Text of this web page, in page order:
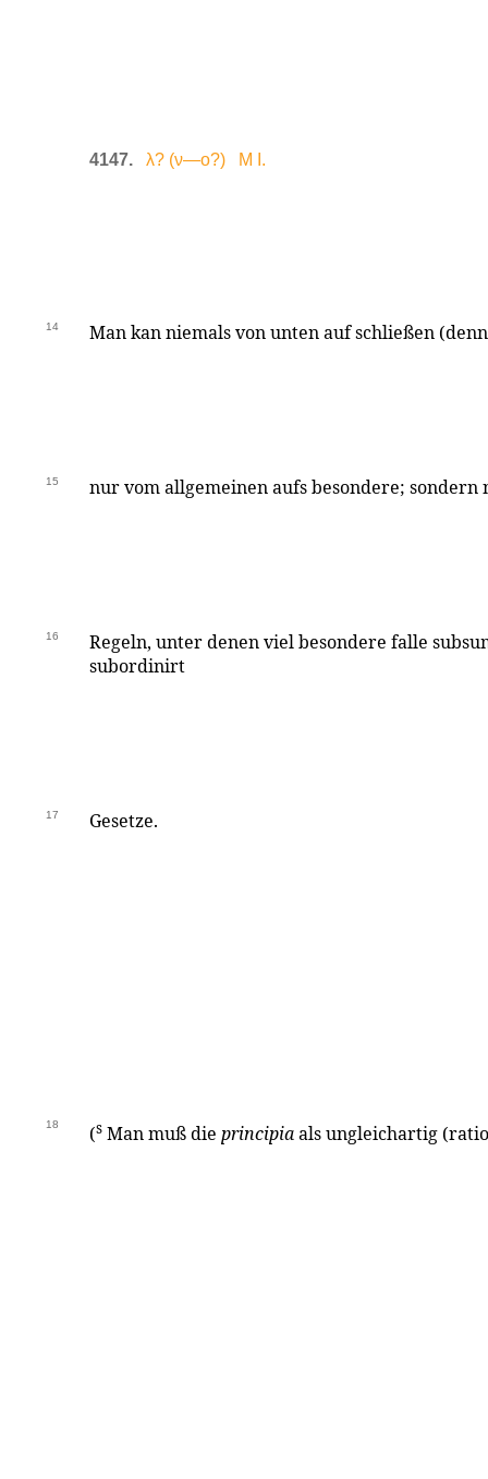
4147. λ? (ν—ο?) M I.
14 Man kan niemals von unten auf schließen
15 nur vom allgemeinen aufs besondere;
16
Regeln, unter denen viel besondere falle
subordinirt
17 Gesetze.
18 (s Man muß die principiaals ungleichartig